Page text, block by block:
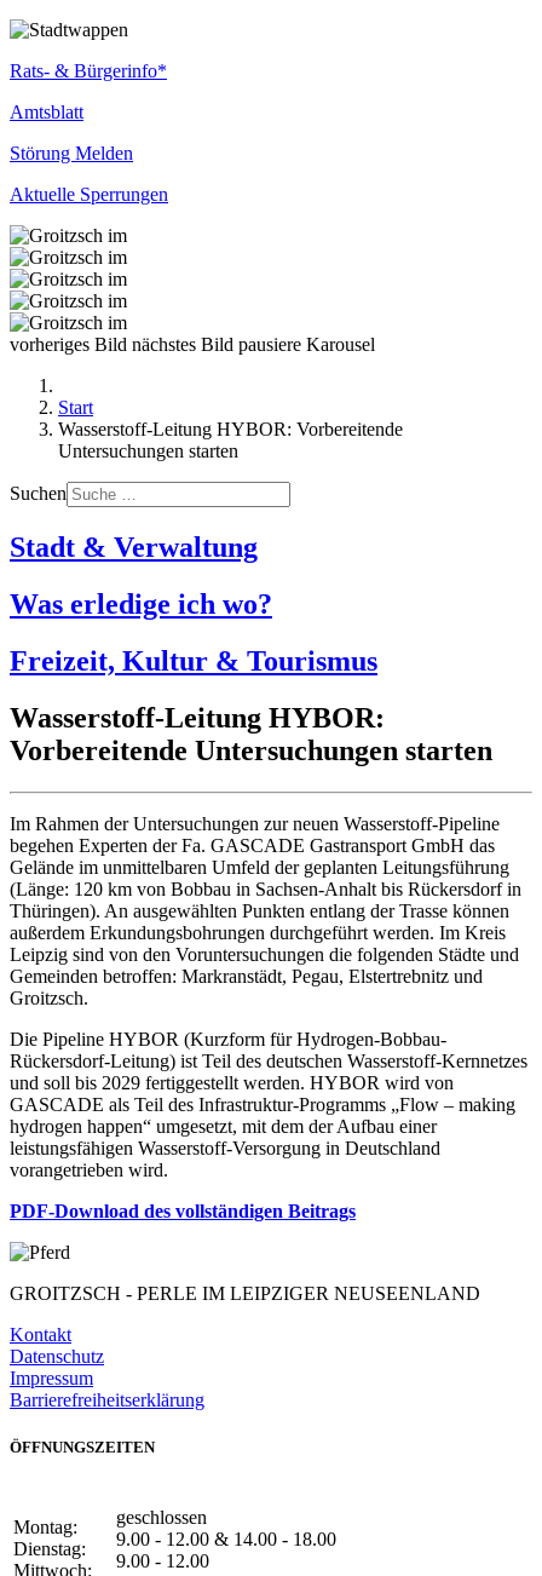
Rats- & Bürgerinfo*
Amtsblatt
Störung Melden
Aktuelle Sperrungen
vorheriges Bild nächstes Bild pausiere Karousel
Start
Wasserstoff-Leitung HYBOR: Vorbereitende
Untersuchungen starten
Suchen
Stadt & Verwaltung
Was erledige ich wo?
Freizeit, Kultur & Tourismus
Wasserstoff-Leitung HYBOR:
Vorbereitende Untersuchungen starten
Im Rahmen der Untersuchungen zur neuen Wasserstoff-Pipeline
begehen Experten der Fa. GASCADE Gastransport GmbH das
Gelände im unmittelbaren Umfeld der geplanten Leitungsführung
(Länge: 120 km von Bobbau in Sachsen-Anhalt bis Rückersdorf in
Thüringen). An ausgewählten Punkten entlang der Trasse können
außerdem Erkundungsbohrungen durchgeführt werden. Im Kreis
Leipzig sind von den Voruntersuchungen die folgenden Städte und
Gemeinden betroffen: Markranstädt, Pegau, Elstertrebnitz und
Groitzsch.
Die Pipeline HYBOR (Kurzform für Hydrogen-Bobbau-
Rückersdorf-Leitung) ist Teil des deutschen Wasserstoff-Kernnetzes
und soll bis 2029 fertiggestellt werden. HYBOR wird von
GASCADE als Teil des Infrastruktur-Programms „Flow – making
hydrogen happen“ umgesetzt, mit dem der Aufbau einer
leistungsfähigen Wasserstoff-Versorgung in Deutschland
vorangetrieben wird.
PDF-Download des vollständigen Beitrags
GROITZSCH - PERLE IM LEIPZIGER NEUSEENLAND
Kontakt
Datenschutz
Impressum
Barrierefreiheitserklärung
ÖFFNUNGSZEITEN
Montag:
Dienstag:
Mittwoch:
geschlossen
9.00 - 12.00 & 14.00 - 18.00
9.00 - 12.00